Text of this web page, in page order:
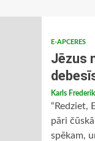
E-APCERES
Jēzus
Karls
“Redziet,
pāri
spēkam,